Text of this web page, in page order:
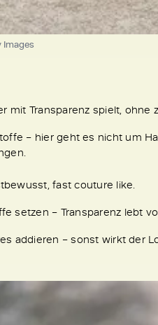
mit Transparenz spielt,
– hier geht es nicht um
fast couture like.
setzen – Transparenz lebt
addieren – sonst wirkt der